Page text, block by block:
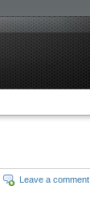
Leave a comment